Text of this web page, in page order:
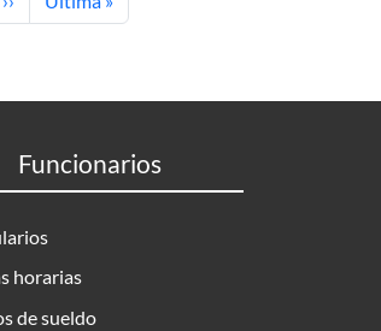
Funcionarios
horarias
de sueldo